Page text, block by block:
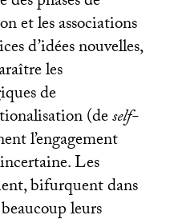
et les associations
d’idées nouvelles,
les
de
(deself-
l’engagement
Les
bifurquent dans
leurs